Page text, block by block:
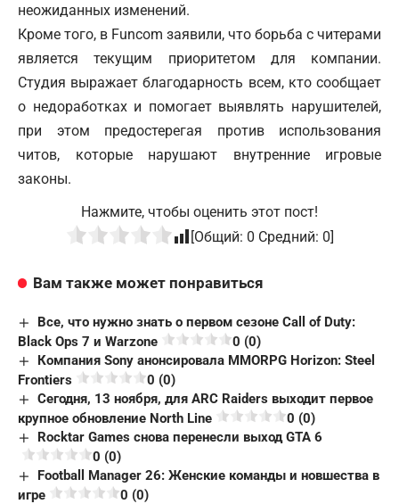
неожиданных изменений.
Кроме того, в Funcom заявили, что борьба с читерами
является текущим приоритетом для компании.
Студия выражает благодарность всем, кто сообщает
о недоработках и помогает выявлять нарушителей,
при этом предостерегая против использования
читов, которые нарушают внутренние игровые
законы.
Нажмите, чтобы оценить этот пост!
[Общий: 0 Средний: 0]
Вам также может понравиться
Все, что нужно знать о первом сезоне Call of Duty:
Black Ops 7 и Warzone
0 (0)
Компания Sony анонсировала MMORPG Horizon: Steel
Frontiers
0 (0)
Сегодня, 13 ноября, для ARC Raiders выходит первое
крупное обновление North Line
0 (0)
Rocktar Games снова перенесли выход GTA 6
0 (0)
Football Manager 26: Женские команды и новшества в
игре
0 (0)